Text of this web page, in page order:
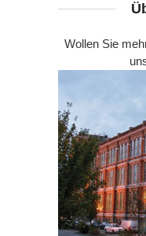
Wollen Sie